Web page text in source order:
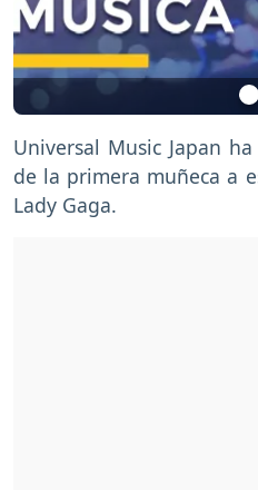
Universal Music Japan
de la primera muñeca a
Lady Gaga.